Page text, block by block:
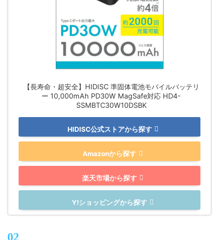
【長寿命・超安全】HIDISC 準固体電池モバイルバッテリ
ー 10,000mAh PD30W MagSafe対応 HD4-
SSMBTC30W10DSBK
HIDISC公式ストアから探す
Amazonから探す
楽天市場から探す
Y!ショッピングから探す